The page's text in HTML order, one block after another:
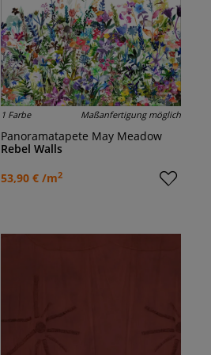
1 Farbe Maßanfertigung möglich
Panoramatapete May Meadow
Rebel Walls
53,90 € /m2